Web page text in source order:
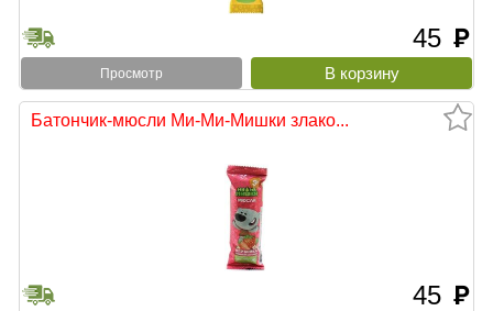
45 руб
Просмотр
Батончик-мюсли Ми-Ми-Мишки злако...
45 руб